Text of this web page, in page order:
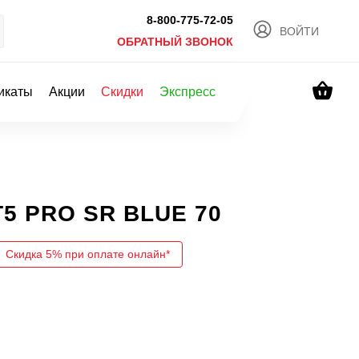
8-800-775-72-05
ОБРАТНЫЙ ЗВОНОК
ВОЙТИ
Акции Скидки Экспресс
PRO SR BLUE 70
Скидка 5% при оплате онлайн*